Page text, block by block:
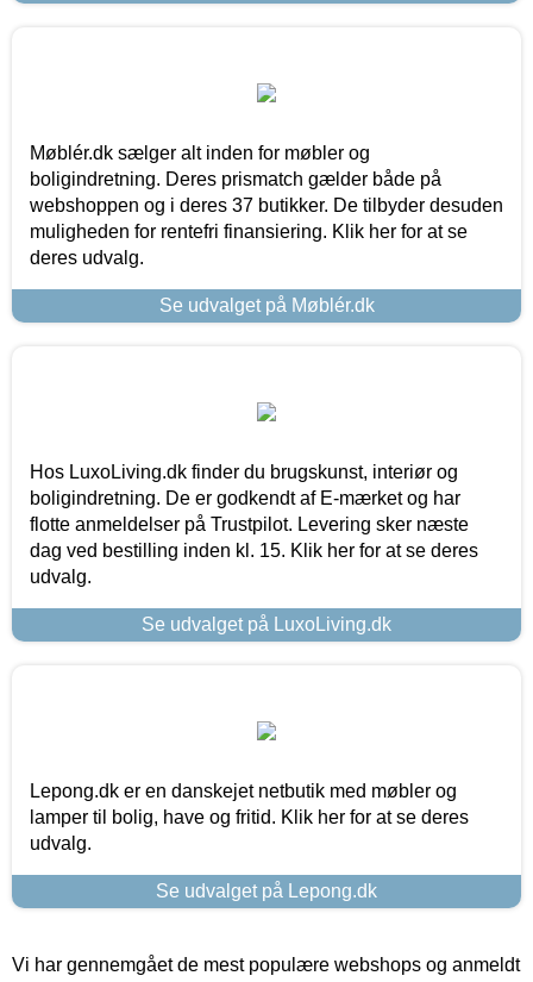
Møblér.dk sælger alt inden for møbler og
boligindretning. Deres prismatch gælder både på
webshoppen og i deres 37 butikker. De tilbyder desuden
muligheden for rentefri finansiering. Klik her for at se
deres udvalg.
Se udvalget på Møblér.dk
Hos LuxoLiving.dk finder du brugskunst, interiør og
boligindretning. De er godkendt af E-mærket og har
flotte anmeldelser på Trustpilot. Levering sker næste
dag ved bestilling inden kl. 15. Klik her for at se deres
udvalg.
Se udvalget på LuxoLiving.dk
Lepong.dk er en danskejet netbutik med møbler og
lamper til bolig, have og fritid. Klik her for at se deres
udvalg.
Se udvalget på Lepong.dk
Vi har gennemgået de mest populære webshops og anmeldt